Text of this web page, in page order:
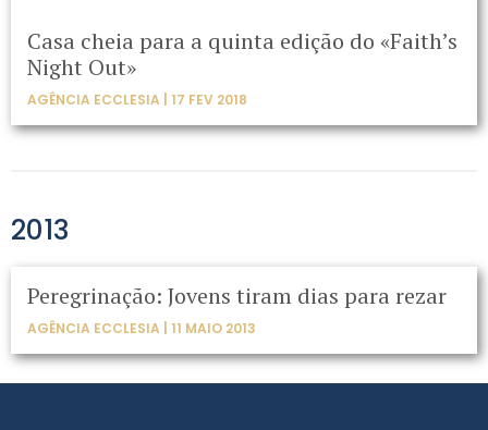
Casa cheia para a quinta edição do «Faith’s
Night Out»
AGÊNCIA ECCLESIA | 17 FEV 2018
2013
Peregrinação: Jovens tiram dias para rezar
AGÊNCIA ECCLESIA | 11 MAIO 2013